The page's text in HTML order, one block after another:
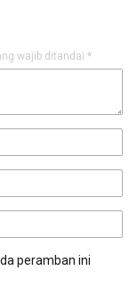
wajib ditandai *
peramban ini